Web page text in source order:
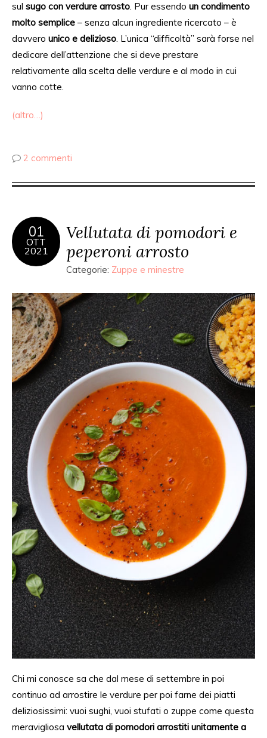
sul sugo con verdure arrosto. Pur essendo un condimento
molto semplice – senza alcun ingrediente ricercato – è
davvero unico e delizioso. L’unica “difficoltà” sarà forse nel
dedicare dell’attenzione che si deve prestare
relativamente alla scelta delle verdure e al modo in cui
vanno cotte.
(altro…)
2 commenti
01
OTT
2021
Vellutata di pomodori e
peperoni arrosto
Categorie: Zuppe e minestre
Chi mi conosce sa che dal mese di settembre in poi
continuo ad arrostire le verdure per poi farne dei piatti
deliziosissimi: vuoi sughi, vuoi stufati o zuppe come questa
meravigliosa vellutata di pomodori arrostiti unitamente a